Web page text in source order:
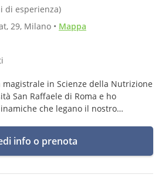
di esperienza)
29, Milano • Mappa
magistrale in Scienze della Nutrizione
San Raffaele di Roma e ho
che legano il nostro
info o prenota